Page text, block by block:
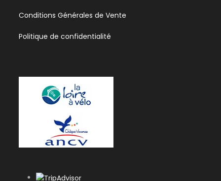
Conditions Générales de Vente
Politique de confidentialité